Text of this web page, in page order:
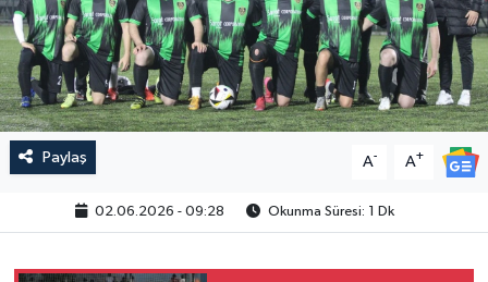
Paylaş A- A+
02.06.2026 - 09:28 Okunma Süresi: 1 Dk